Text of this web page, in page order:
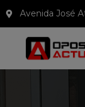
Avenida José